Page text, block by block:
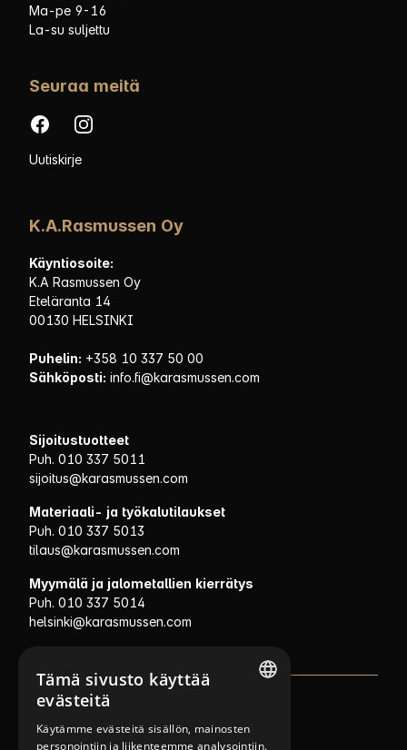
Ma-pe 9-16
La-su suljettu
Seuraa meitä
FacebookInstagram
Uutiskirje
K.A.Rasmussen Oy
Käyntiosoite:
K.A Rasmussen Oy
Eteläranta 14
00130 HELSINKI
Puhelin: +358 10 337 50 00
Sähköposti: info.fi@karasmussen.com
Sijoitustuotteet
Puh. 010 337 5011
sijoitus@karasmussen.com
Materiaali- ja työkalutilaukset
Puh. 010 337 5013
tilaus@karasmussen.com
Myymälä ja jalometallien kierrätys
Puh. 010 337 5014
helsinki@karasmussen.com
Policies
FINNISH
Tämä sivusto käyttää
evästeitä
Käytämme evästeitä sisällön, mainosten
personointiin ja liikenteemme analysointiin.